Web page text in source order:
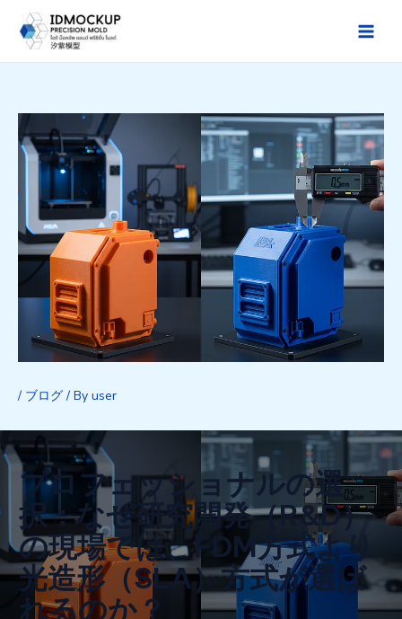
Main
/ ブログ/ By user
プロフェッショナルの選
択：なぜ研究開発（R&D）
の現場では、FDM方式より
光造形（SLA）方式が選ば
れるのか？